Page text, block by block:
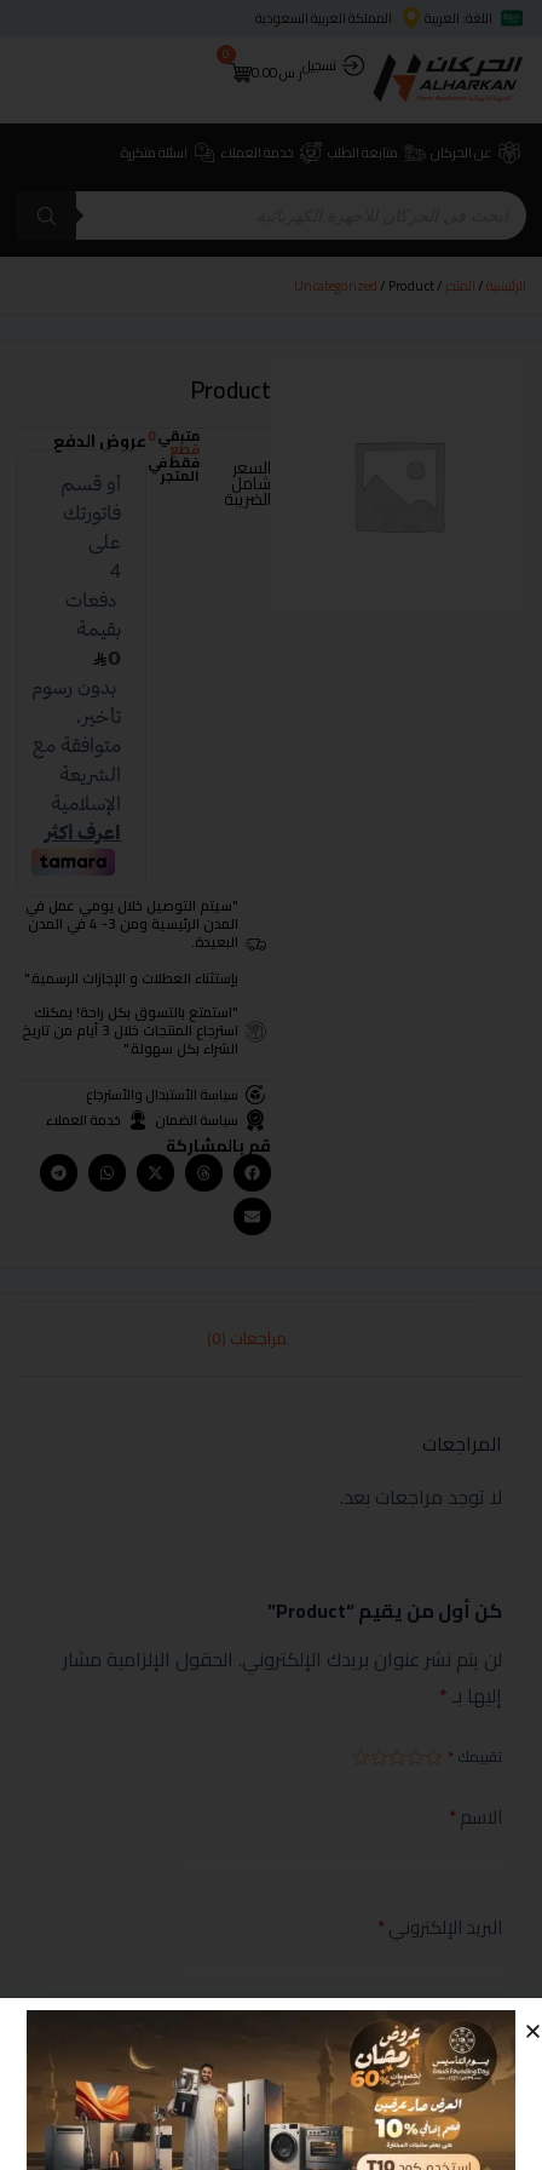
اللغة: العربية
المملكة العربية السعودية
تسجيلر.س0.00
0
عن الحركان متابعة الطلب خدمة العملاء اسئلة متكررة
الرئيسية/المتجر/
Uncategorized/ Product
Product
السعر
شامل
الضريبة
متبقي0
قطع
فقط في
المتجر
عروض الدفع
"سيتم التوصيل خلال يومي عمل في
المدن الرئيسية ومن 3- 4 في المدن
البعيدة.
بإستثناء العطلات و الإجازات الرسمية."
"استمتع بالتسوق بكل راحة! يمكنك
استرجاع المنتجات خلال 3 أيام من تاريخ
الشراء بكل سهولة."
سياسة الأستبدال والأسترجاع
سياسة الضمان
خدمة العملاء
قم بالمشاركة
مراجعات (0)
المراجعات
لا توجد مراجعات بعد.
كن أول من يقيم “Product”
لن يتم نشر عنوان بريدك الإلكتروني. الحقول الإلزامية مشار
إليها بـ*
تقييمك *
الاسم*
البريد الإلكتروني*
مراجعتك*